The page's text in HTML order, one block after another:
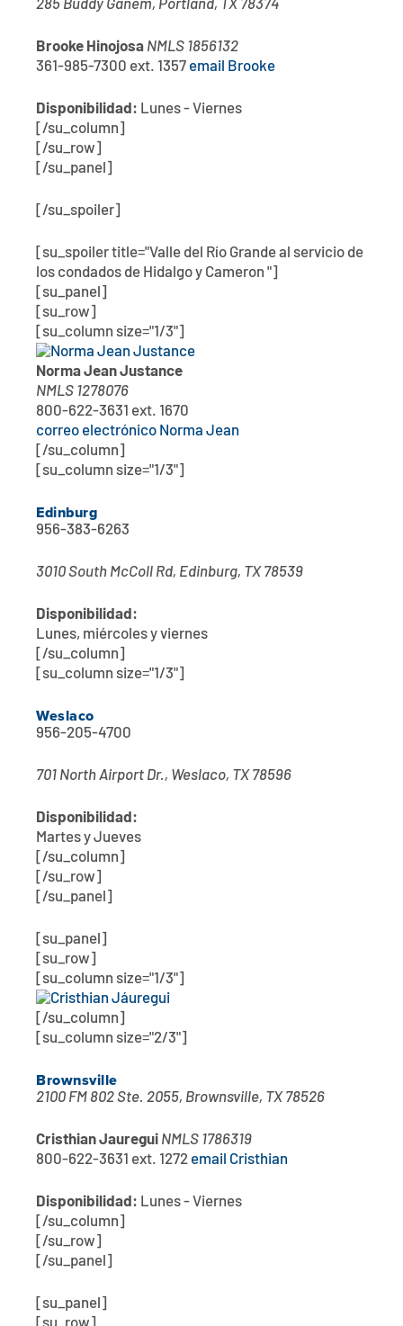
285 Buddy Ganem, Portland, TX 78374
Brooke Hinojosa NMLS 1856132
361-985-7300 ext. 1357 email Brooke
Disponibilidad: Lunes - Viernes
[/su_column]
[/su_row]
[/su_panel]
[/su_spoiler]
[su_spoiler title="Valle del Río Grande al servicio de
los condados de Hidalgo y Cameron "]
[su_panel]
[su_row]
[su_column size="1/3"]
Norma Jean Justance
NMLS 1278076
800-622-3631 ext. 1670
correo electrónico Norma Jean
[/su_column]
[su_column size="1/3"]
Edinburg
956-383-6263
3010 South McColl Rd, Edinburg, TX 78539
Disponibilidad:
Lunes, miércoles y viernes
[/su_column]
[su_column size="1/3"]
Weslaco
956-205-4700
701 North Airport Dr., Weslaco, TX 78596
Disponibilidad:
Martes y Jueves
[/su_column]
[/su_row]
[/su_panel]
[su_panel]
[su_row]
[su_column size="1/3"]
[/su_column]
[su_column size="2/3"]
Brownsville
2100 FM 802 Ste. 2055, Brownsville, TX 78526
Cristhian Jauregui NMLS 1786319
800-622-3631 ext. 1272 email Cristhian
Disponibilidad: Lunes - Viernes
[/su_column]
[/su_row]
[/su_panel]
[su_panel]